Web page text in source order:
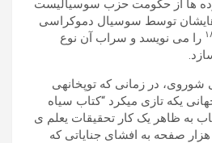
ھا از حکومت حزب سوسياليست
توسط سوسيال دموکراسی
را می نويسد و سراب آن نوع
شوروی، در زمانی که توپخانهی
يکه تازی میکرد “کتاب سياه
به ظاھر يک کار تحقيقات یعلم ی
صفحه به افشای جناياتی که